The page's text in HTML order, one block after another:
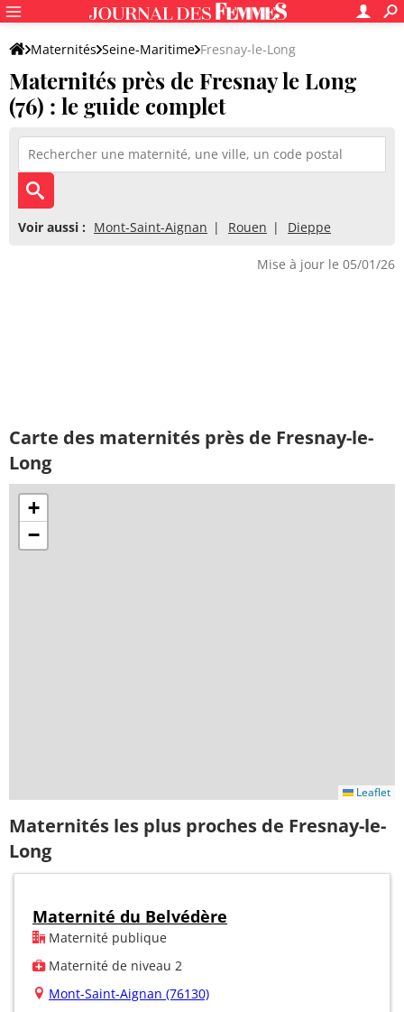
Maternités Seine-Maritime Fresnay-le-Long
Maternités près de Fresnay le Long
(76) : le guide complet
Voir aussi : Mont-Saint-Aignan Rouen Dieppe
Mise à jour le 05/01/26
Carte des maternités près de Fresnay-le-
Long
+
−
Leaflet
Maternités les plus proches de Fresnay-le-
Long
Maternité du Belvédère
Maternité publique
Maternité de niveau 2
Mont-Saint-Aignan (76130)